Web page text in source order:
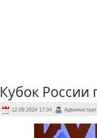
Кубок
12.09.2024 17:34